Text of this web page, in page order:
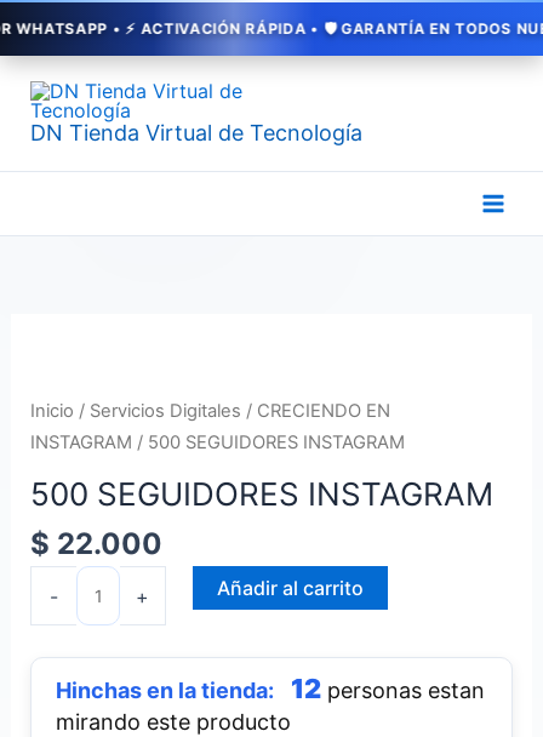
• ⚡ ACTIVACIÓN RÁPIDA • 🛡️ GARANTÍA EN TODOS
contenido
DN Tienda Virtual de Tecnología
Inicio / Servicios Digitales / CRECIENDO EN
INSTAGRAM / 500 SEGUIDORES INSTAGRAM
500 SEGUIDORES INSTAGRAM
$ 22.000
-
INSTAGRAM
cantidad
+ Añadir al carrito
12personas estan
mirando este producto